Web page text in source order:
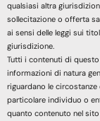
qualsiasi altra
sollecitazione o offerta
ai sensi delle leggi sui
giurisdizione.
Tutti i contenuti di
informazioni di natura
riguardano le circostanze
particolare individuo o
quanto contenuto nel